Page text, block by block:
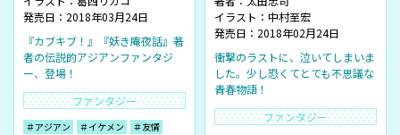
発売日：2018年03月24日
『カブキブ！』『妖き庵夜話』著
者の伝説的アジアンファンタジ
ー、登場！
ファンタジー
＃アジアン ＃イケメン
＃友情
イラスト： 中村至宏
発売日：2018年02月24日
衝撃のラストに、泣いてしまいま
した。少し恐くてとても不思議な
青春物語！
ファンタジー